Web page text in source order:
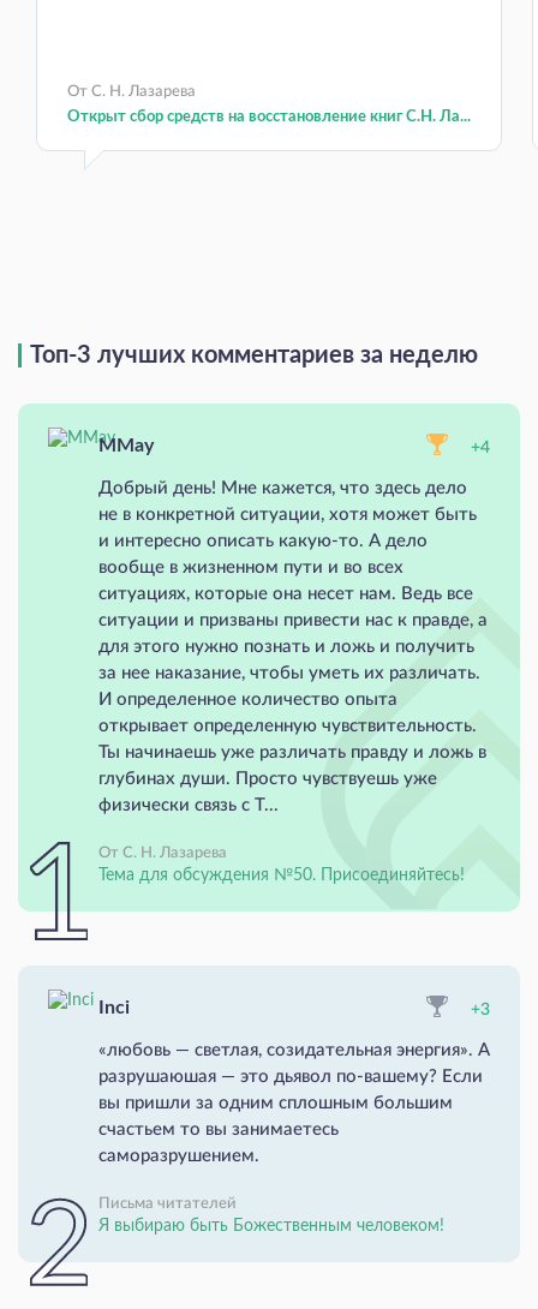
От С. Н. Лазарева
Открыт сбор средств на восстановление книг С.Н. Ла...
Топ-3 лучших комментариев за неделю
MMay +4
Добрый день! Мне кажется, что здесь дело
не в конкретной ситуации, хотя может быть
и интересно описать какую-то. А дело
вообще в жизненном пути и во всех
ситуациях, которые она несет нам. Ведь все
ситуации и призваны привести нас к правде, а
для этого нужно познать и ложь и получить
за нее наказание, чтобы уметь их различать.
И определенное количество опыта
открывает определенную чувствительность.
Ты начинаешь уже различать правду и ложь в
глубинах души. Просто чувствуешь уже
физически связь с Т...
От С. Н. Лазарева
Тема для обсуждения №50. Присоединяйтесь!
Inci +3
«любовь — светлая, созидательная энергия». А
разрушаюшая — это дьявол по-вашему? Если
вы пришли за одним сплошным большим
счастьем то вы занимаетесь
саморазрушением.
Письма читателей
Я выбираю быть Божественным человеком!